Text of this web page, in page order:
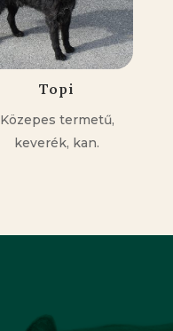
Topi
Közepes termetű,
keverék, kan.